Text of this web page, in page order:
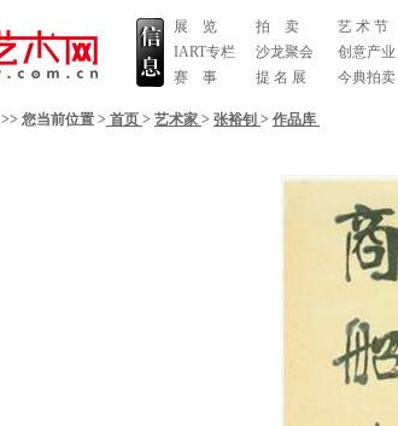
展 览
IART专栏
赛 事
拍 卖
沙龙聚会
提 名 展
艺 术 节
创意产业
今典拍卖
>> 您当前位置 > 首页 > 艺术家 > 张裕钊 > 作品库